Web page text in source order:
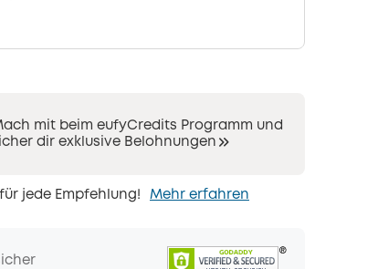
mit beim eufyCredits Programm und
dir exklusive Belohnungen
jede Empfehlung! Mehr erfahren